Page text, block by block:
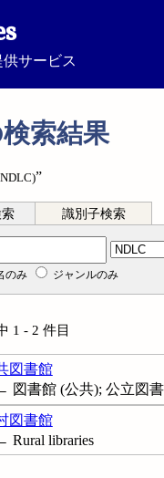
サービス
索結果
”
識別子検索
のみ ジャンルのみ
1 - 2 件目
図書館
図書館 (公共); 公立図書
図書館
Rural libraries